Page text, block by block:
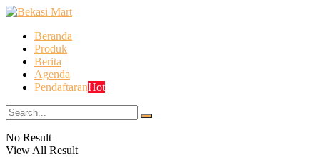
Beranda
Produk
Berita
Agenda
PendaftaranHot
No Result
View All Result